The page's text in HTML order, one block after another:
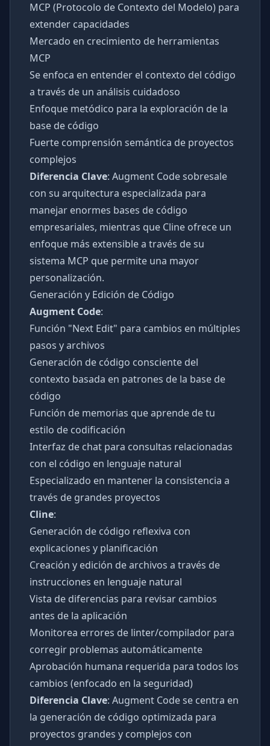
MCP (Protocolo de Contexto del Modelo) para
extender capacidades
Mercado en crecimiento de herramientas
MCP
Se enfoca en entender el contexto del código
a través de un análisis cuidadoso
Enfoque metódico para la exploración de la
base de código
Fuerte comprensión semántica de proyectos
complejos
Diferencia Clave: Augment Code sobresale
con su arquitectura especializada para
manejar enormes bases de código
empresariales, mientras que Cline ofrece un
enfoque más extensible a través de su
sistema MCP que permite una mayor
personalización.
Generación y Edición de Código
Augment Code:
Función "Next Edit" para cambios en múltiples
pasos y archivos
Generación de código consciente del
contexto basada en patrones de la base de
código
Función de memorias que aprende de tu
estilo de codificación
Interfaz de chat para consultas relacionadas
con el código en lenguaje natural
Especializado en mantener la consistencia a
través de grandes proyectos
Cline:
Generación de código reflexiva con
explicaciones y planificación
Creación y edición de archivos a través de
instrucciones en lenguaje natural
Vista de diferencias para revisar cambios
antes de la aplicación
Monitorea errores de linter/compilador para
corregir problemas automáticamente
Aprobación humana requerida para todos los
cambios (enfocado en la seguridad)
Diferencia Clave: Augment Code se centra en
la generación de código optimizada para
proyectos grandes y complejos con